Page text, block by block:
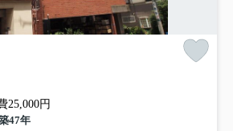
25,000円
47年